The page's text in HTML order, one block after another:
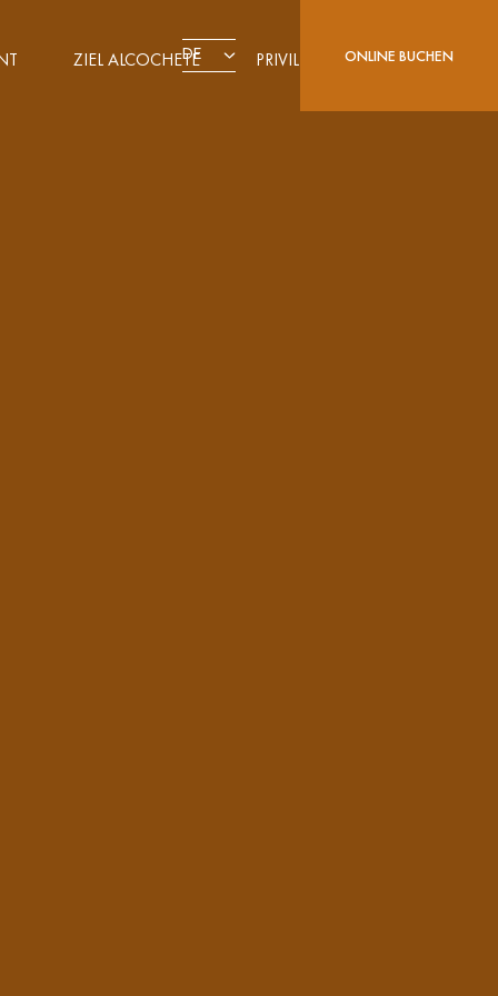
ZIEL ALCOCHETE PRIVILEGE CARD
DE ONLINE BUCHEN